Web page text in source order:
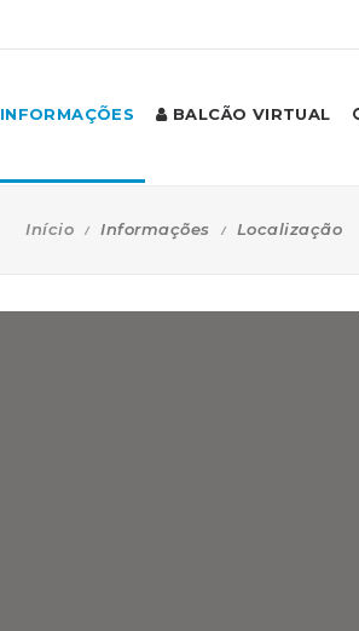
INFORMAÇÕES BALCÃO VIRTUAL
Início Informações Localização